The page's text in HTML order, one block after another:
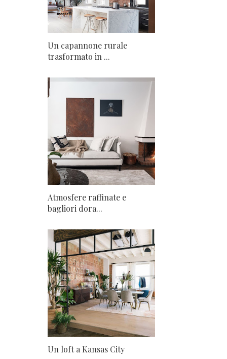
Un capannone rurale
trasformato in ...
Atmosfere raffinate e
bagliori dora...
Un loft a Kansas City